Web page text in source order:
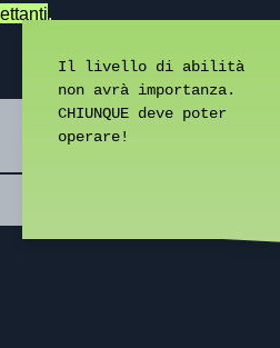
.
AerodinamicaErgonomiaMotore
Il livello di abilità
non avrà importanza.
CHIUNQUE deve poter
operare!